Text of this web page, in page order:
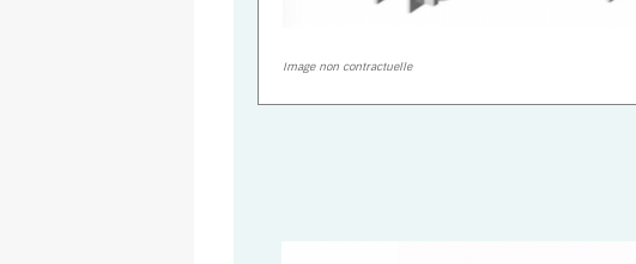
Image non contractuelle